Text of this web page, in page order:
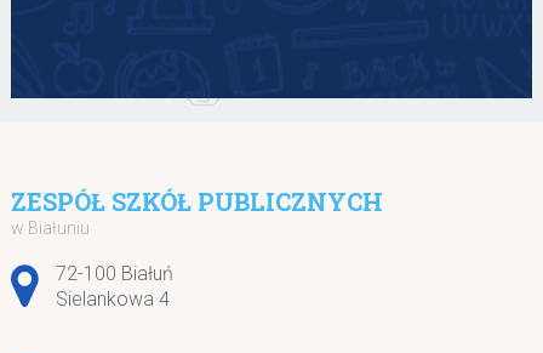
ZESPÓŁ SZKÓŁ PUBLICZNYCH
w Białuniu
Adres pocztowy:
72-100 Białuń
Sielankowa 4